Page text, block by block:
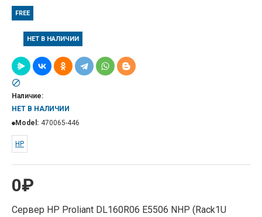
FREE
НЕТ В НАЛИЧИИ
0₽
Наличие:
НЕТ В НАЛИЧИИ
Model: 470065-446
HP
Сервер НР Proliant DL160R06 E5506 NHP (Rack1U